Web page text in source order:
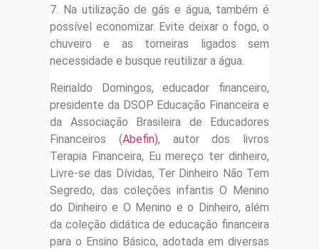
7. Na utilização de gás e água, também é
possível economizar. Evite deixar o fogo, o
chuveiro e as torneiras ligados sem
necessidade e busque reutilizar a água.
Reinaldo Domingos, educador financeiro,
presidente da DSOP Educação Financeira e
da Associação Brasileira de Educadores
Financeiros (Abefin), autor dos livros
Terapia Financeira, Eu mereço ter dinheiro,
Livre-se das Dívidas, Ter Dinheiro Não Tem
Segredo, das coleções infantis O Menino
do Dinheiro e O Menino e o Dinheiro, além
da coleção didática de educação financeira
para o Ensino Básico, adotada em diversas